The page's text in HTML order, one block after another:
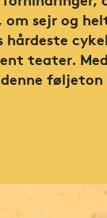
om sejr og
hårdeste
teater.